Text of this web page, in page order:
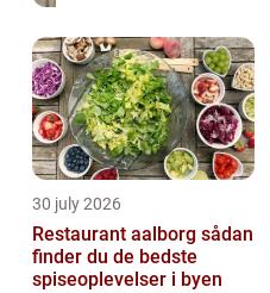
30 july 2026
Restaurant aalborg sådan
finder du de bedste
spiseoplevelser i byen